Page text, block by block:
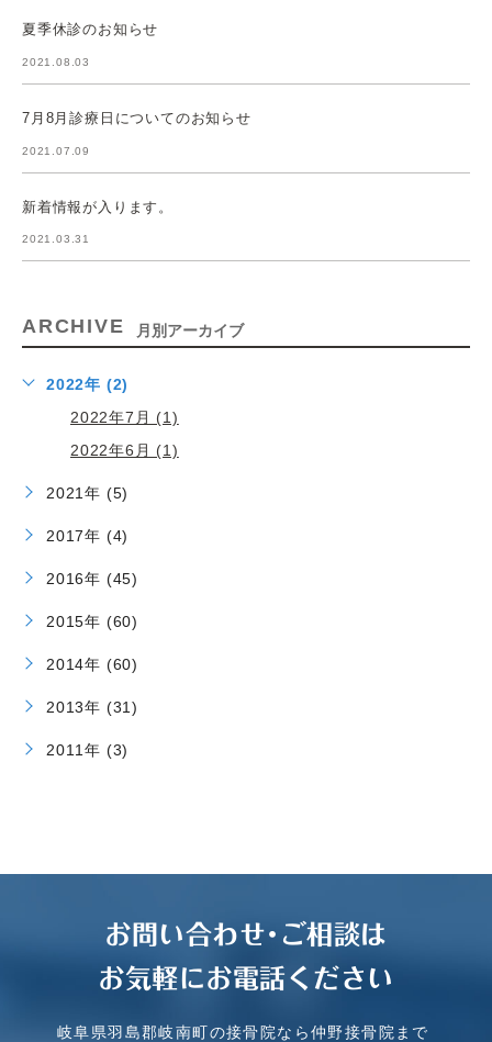
夏季休診のお知らせ
2021.08.03
7月8月診療日についてのお知らせ
2021.07.09
新着情報が入ります。
2021.03.31
ARCHIVE 月別アーカイブ
2022年 (2)
2022年7月 (1)
2022年6月 (1)
2021年 (5)
2017年 (4)
2016年 (45)
2015年 (60)
2014年 (60)
2013年 (31)
2011年 (3)
お問い合わせ･ご相談は
お気軽にお電話ください
岐阜県羽島郡岐南町の接骨院なら仲野接骨院まで